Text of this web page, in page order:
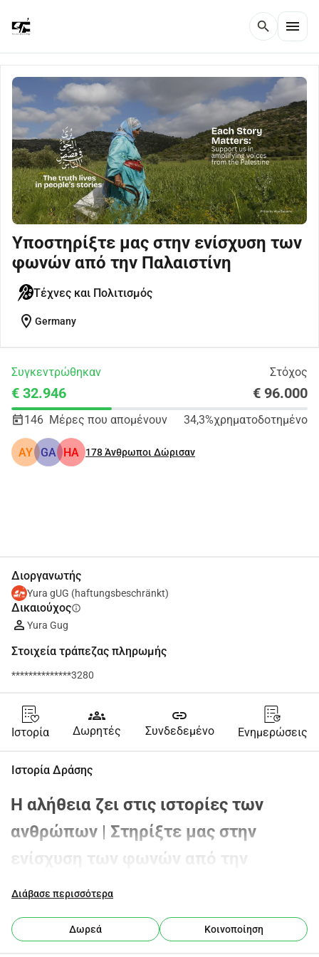
search menu
Υποστηρίξτε μας στην ενίσχυση των
φωνών από την Παλαιστίνη
Τέχνες και Πολιτισμός
location_on Germany
Συγκεντρώθηκαν Στόχος
€ 32.946 € 96.000
146 Μέρες που απομένουν 34,3%χρηματοδοτημένο
AY GA HA 178Άνθρωποι Δώρισαν
Διοργανωτής
Yura gUG (haftungsbeschränkt)
Δικαιούχοςinfo
Yura Gug
Στοιχεία τράπεζας πληρωμής
**************3280
Ιστορία
groups
Δωρητές
link
Συνδεδεμένο Ενημερώσεις
Ιστορία Δράσης
Η αλήθεια ζει στις ιστορίες των
ανθρώπων | Στηρίξτε μας στην
ενίσχυση των φωνών από την
Παλαιστίνη
μια μικρή πρωτοβουλία για την καταγραφή
παραμελημένων παλαιστινιακών ιστοριών ιστορίες
Διάβασε περισσότερα
Δωρεά Κοινοποίηση